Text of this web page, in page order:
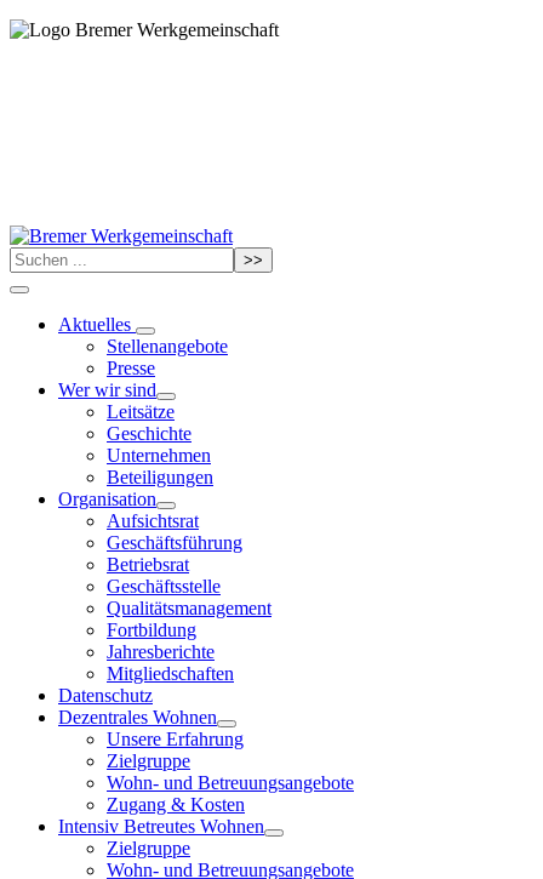
>>
Aktuelles
Stellenangebote
Presse
Wer wir sind
Leitsätze
Geschichte
Unternehmen
Beteiligungen
Organisation
Aufsichtsrat
Geschäftsführung
Betriebsrat
Geschäftsstelle
Qualitätsmanagement
Fortbildung
Jahresberichte
Mitgliedschaften
Datenschutz
Dezentrales Wohnen
Unsere Erfahrung
Zielgruppe
Wohn- und Betreuungsangebote
Zugang & Kosten
Intensiv Betreutes Wohnen
Zielgruppe
Wohn- und Betreuungsangebote